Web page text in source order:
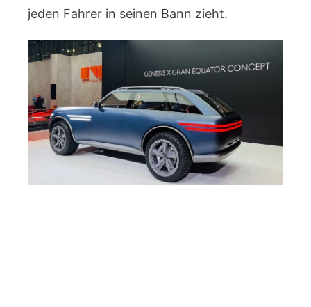
jeden Fahrer in seinen Bann zieht.